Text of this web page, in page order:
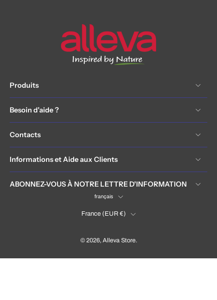
Produits
Besoin d'aide ?
Contacts
Informations et Aide aux Clients
ABONNEZ-VOUS À NOTRE LETTRE D'INFORMATION
français
France ‎(EUR €)‎
© 2026, Alleva Store.